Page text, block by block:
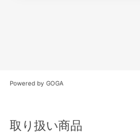
Powered by GOGA
取り扱い商品